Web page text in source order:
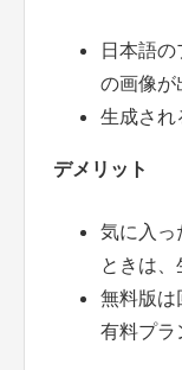
日本語
の画像が
生成され
デメリット
気に入っ
ときは
無料版は
有料プラ